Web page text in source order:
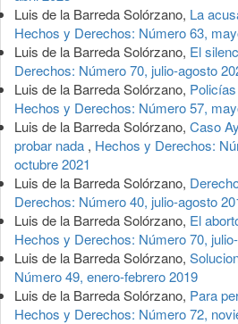
Luis de la Barreda Solórzano, La
Hechos y Derechos: Número 63,
Luis de la Barreda Solórzano, El
Derechos: Número 70, julio-agosto
Luis de la Barreda Solórzano,
Hechos y Derechos: Número 57,
Luis de la Barreda Solórzano, Caso
probar nada , Hechos y Derechos:
octubre 2021
Luis de la Barreda Solórzano,
Derechos: Número 40, julio-agosto
Luis de la Barreda Solórzano, El
Hechos y Derechos: Número 70,
Luis de la Barreda Solórzano,
Número 49, enero-febrero 2019
Luis de la Barreda Solórzano, Para
Hechos y Derechos: Número 72,